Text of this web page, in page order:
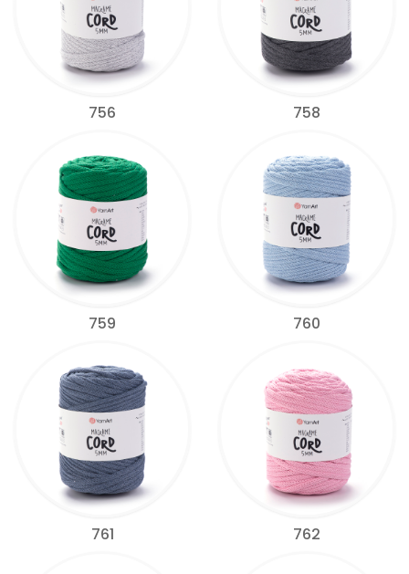
756 758
759 760
761 762